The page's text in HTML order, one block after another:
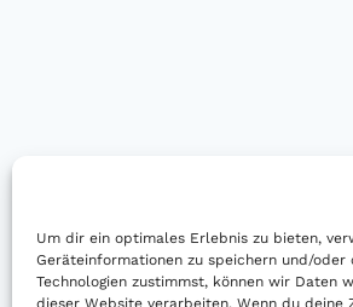
Um dir ein optimales Erlebnis zu bieten,
Geräteinformationen zu speichern und/oder
Technologien zustimmst, können wir Daten
dieser Website verarbeiten. Wenn du